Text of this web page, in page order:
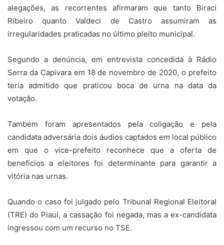
alegações, as recorrentes afirmaram que tanto Biraci
Ribeiro quanto Valdeci de Castro assumiram as
irregularidades praticadas no último pleito municipal.
Segundo a denúncia, em entrevista concedida à Rádio
Serra da Capivara em 18 de novembro de 2020, o prefeito
teria admitido que praticou boca de urna na data da
votação.
Também foram apresentados pela coligação e pela
candidata adversária dois áudios captados em local público
em que o vice-prefeito reconhece que a oferta de
benefícios a eleitores foi determinante para garantir a
vitória nas urnas.
Quando o caso foi julgado pelo Tribunal Regional Eleitoral
(TRE) do Piauí, a cassação foi negada, mas a ex-candidata
ingressou com um recurso no TSE.